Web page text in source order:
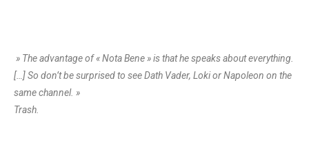
» The advantage of « Nota Bene » is that he speaks about everything.
[…] So don’t be surprised to see Dath Vader, Loki or Napoleon on the
same channel. »
Trash.